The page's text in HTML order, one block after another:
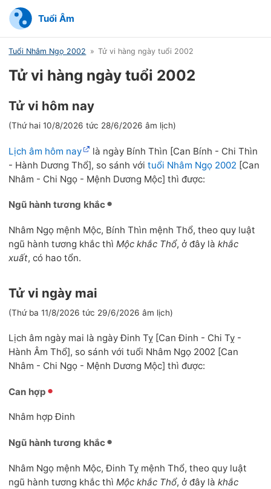
Tuổi Âm
Tuổi Nhâm Ngọ 2002 Tử vi hàng ngày tuổi 2002
Tử vi hàng ngày tuổi 2002
Tử vi hôm nay
(Thứ hai 10/8/2026 tức 28/6/2026 âm lịch)
Lịch âm hôm nay
là ngày Bính Thìn [Can Bính - Chi Thìn
- Hành Dương Thổ], so sánh vớituổi Nhâm Ngọ 2002 [Can
Nhâm - Chi Ngọ - Mệnh Dương Mộc] thì được:
Ngũ hành tương khắc
Nhâm Ngọ mệnh Mộc, Bính Thìn mệnh Thổ, theo quy luật
ngũ hành tương khắc thìMộc khắc Thổ, ở đây làkhắc
xuất, có hao tổn.
Tử vi ngày mai
(Thứ ba 11/8/2026 tức 29/6/2026 âm lịch)
Lịch âm ngày mai là ngày Đinh Tỵ [Can Đinh - Chi Tỵ -
Hành Âm Thổ], so sánh với tuổi Nhâm Ngọ 2002 [Can
Nhâm - Chi Ngọ - Mệnh Dương Mộc] thì được:
Can hợp
Nhâm hợp Đinh
Ngũ hành tương khắc
Nhâm Ngọ mệnh Mộc, Đinh Tỵ mệnh Thổ, theo quy luật
ngũ hành tương khắc thì Mộc khắc Thổ, ở đây làkhắc